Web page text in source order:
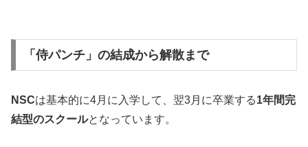
「侍パンチ」の結成から解散まで
NSCは基本的に4月に入学して、翌3月に卒業する1年間完
結型のスクールとなっています。